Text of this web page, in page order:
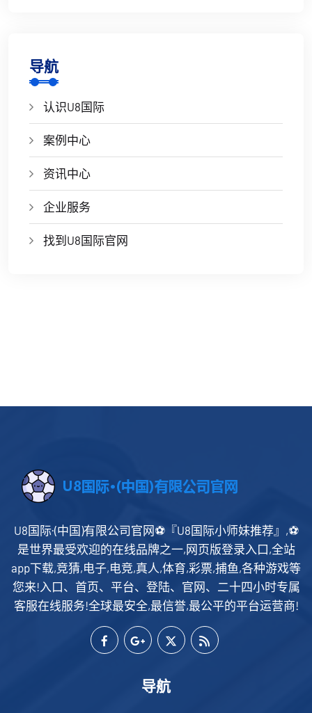
导航
认识U8国际
案例中心
资讯中心
企业服务
找到U8国际官网
U8国际·(中国)有限公司官网⚽️『U8国际小师妹推荐』,⚽️
是世界最受欢迎的在线品牌之一,网页版登录入口,全站
app下载,竞猜,电子,电竞,真人,体育,彩票,捕鱼,各种游戏等
您来!入口、首页、平台、登陆、官网、二十四小时专属
客服在线服务!全球最安全,最信誉,最公平的平台运营商!
导航